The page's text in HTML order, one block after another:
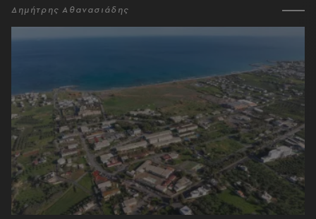
Δημήτρης Αθανασιάδης